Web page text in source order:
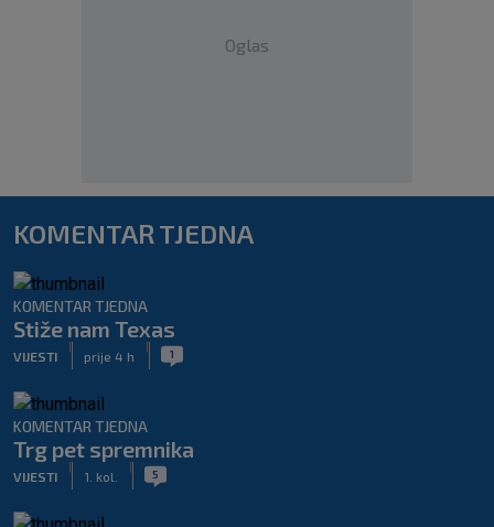
Oglas
KOMENTAR TJEDNA
KOMENTAR TJEDNA
Stiže nam Texas
VIJESTI prije 4 h 1
KOMENTAR TJEDNA
Trg pet spremnika
VIJESTI 1. kol. 5